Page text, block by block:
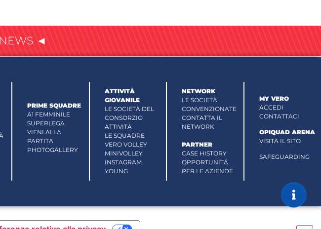
◄
PRIME SQUADRE
A1 FEMMINILE
SUPERLEGA
VIENI ALLA
PARTITA
PHOTOGALLERY
ATTIVITÀ
GIOVANILE
LE SOCIETÀ DEL
CONSORZIO
ATTIVITÀ
LE SQUADRE
VERO VOLLEY
MINIVOLLEY
INSTAGRAM
YOUNG
NETWORK
LE SOCIETÀ
CONVENZIONATE
CONTATTA IL
NETWORK
PARTNER
CASE HISTORY
OPPORTUNITÁ
PER LE AZIENDE
MY VERO
ACCEDI
CONTATTACI
OPIQUAD ARENA
VISITA IL SITO
SAFEGUARDING